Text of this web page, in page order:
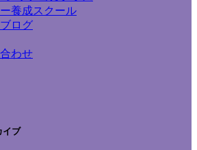
養成スクール
ログ
わせ
イブ